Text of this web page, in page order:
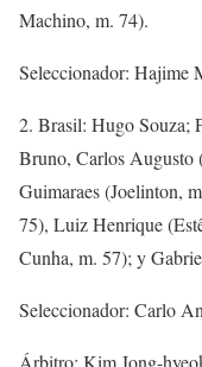
Machino, m. 74).
Seleccionador: Hajime
2. Brasil: Hugo Souza;
Bruno, Carlos Augusto
Guimaraes (Joelinton,
75), Luiz Henrique
Cunha, m. 57); y
Seleccionador: Carlo
Árbitro: Kim Jong-